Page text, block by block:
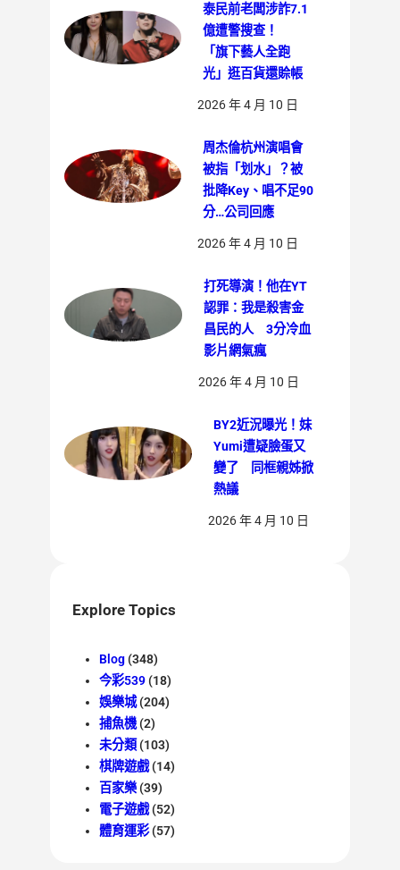
泰民前老闆涉詐7.1
億遭警搜查！
「旗下藝人全跑
光」逛百貨還賒帳
2026 年 4 月 10 日
周杰倫杭州演唱會
被指「划水」？被
批降Key、唱不足90
分…公司回應
2026 年 4 月 10 日
打死導演！他在YT
認罪：我是殺害金
昌民的人 3分冷血
影片網氣瘋
2026 年 4 月 10 日
BY2近況曝光！妹
Yumi遭疑臉蛋又
變了 同框親姊掀
熱議
2026 年 4 月 10 日
Explore Topics
Blog (348)
今彩539 (18)
娛樂城(204)
捕魚機(2)
未分類 (103)
棋牌遊戲(14)
百家樂 (39)
電子遊戲(52)
體育運彩(57)